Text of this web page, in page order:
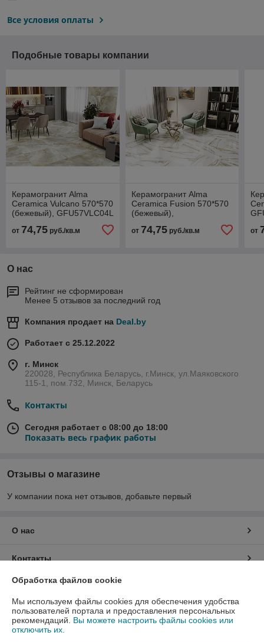
Все условия оплаты
Подобные товары компании
Керамогранит Alma
Ceramica Vulcano 570*570
(бежевый), GFU57VLC04L
от 74,75 руб./кв.м
Керамогранит Alma
Ceramica Fusion 570*570
(бежевый),
GFU57FSN04L лаппатир.
рект.
от 74,75руб./кв.м от
О нас
Рейтинг не сформирован
Менее 5 отзывов за последний год
Компания продает на Deal.by
Работает с 25.12.2022
г. Минск
220028, Республика Беларусь, г.Минск, ул.Маяковского
115-1, пом.732, Минск, Беларусь
Контакты
Сегодня работает с 08:00 до 18:00
Показать весь график работы
Отзывы о магазине
У компании пока нет отзывов, добавьте первый
О нас
Контакты
Доставка и оплата
График работы
Обработка файлов cookie
Мы используем файлы cookies для обеспечения удобства
пользователей портала и предоставления персональных
рекомендаций. Вы можете настроить файлы cookies или
отключить их.